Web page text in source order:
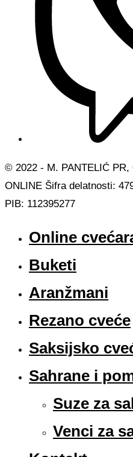
© 2022 - M. PANTELIĆ PR,
ONLINE Šifra delatnosti:
PIB: 112395277
Online
Buketi
Aranžmani
Rezano cveće
Saksijsko
Sahrane i
Suze za
Venci za